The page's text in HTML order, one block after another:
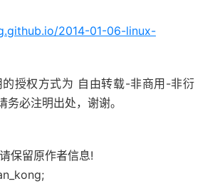
2014-01-06-linux-
授权方式为 自由转载-非商用-非衍
必注明出处，谢谢。
保留原作者信息!